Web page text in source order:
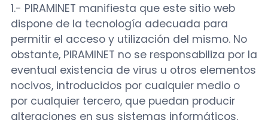
1.- PIRAMINET manifiesta que este sitio web
dispone de la tecnología adecuada para
permitir el acceso y utilización del mismo. No
obstante, PIRAMINET no se responsabiliza por la
eventual existencia de virus u otros elementos
nocivos, introducidos por cualquier medio o
por cualquier tercero, que puedan producir
alteraciones en sus sistemas informáticos.